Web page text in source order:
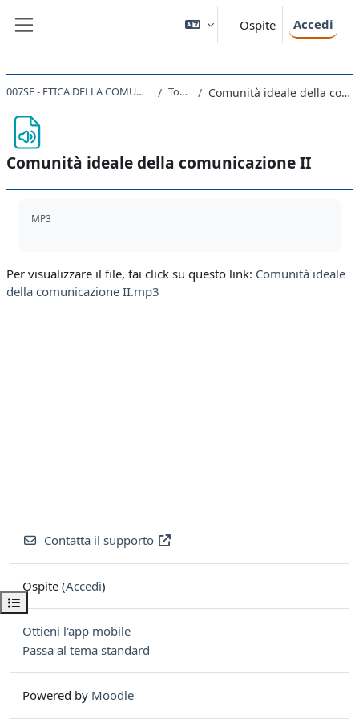
Ospite Accedi
Apri indice del corso
007SF - ETICA DELLA COMUNICAZIONE 2019 Topic 36 Comunità ideale della comunicazione II
Comunità ideale della comunicazione II
MP3
Per visualizzare il file, fai click su questo link: Comunità ideale
della comunicazione II.mp3
Contatta il supporto
Ospite (Accedi)
Ottieni l'app mobile
Passa al tema standard
Powered by Moodle